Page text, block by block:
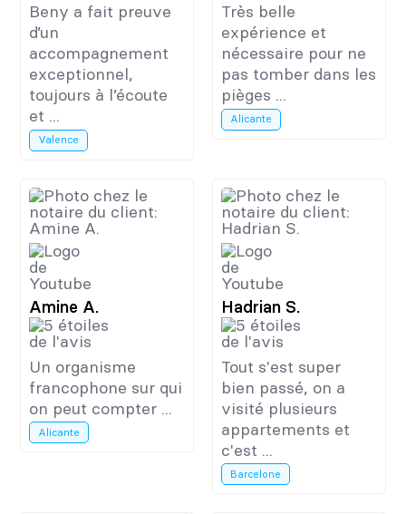
Beny a fait preuve
d’un
accompagnement
exceptionnel,
toujours à l’écoute
et ...
Valence
Très belle
expérience et
nécessaire pour ne
pas tomber dans les
pièges ...
Alicante
Amine A.
Un organisme
francophone sur qui
on peut compter ...
Alicante
Hadrian S.
Tout s'est super
bien passé, on a
visité plusieurs
appartements et
c'est ...
Barcelone